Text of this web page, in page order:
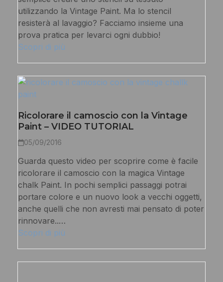
utilizzando la Vintage Paint. Ma lo stencil
resisterà al lavaggio? Facciamo insieme una
prova pratica per levarci ogni dubbio!
Scopri di più
Ricolorare il camoscio con la Vintage
Paint – VIDEO TUTORIAL
05/09/2016
Guarda questo video per scoprire come è facile
ricolorare il camoscio con la magica Vintage
chalk Paint. In pochi semplici passaggi potrai
portare colore e un nuovo look a vecchi oggetti,
anche quelli che non avresti mai pensato di poter
rinnovare..…
Scopri di più